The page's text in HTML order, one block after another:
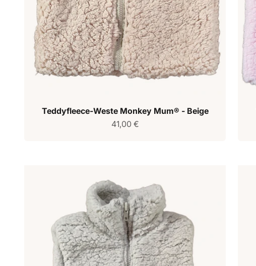
Teddyfleece-Weste Monkey Mum® - Beige
Verkaufspreis
41,00 €